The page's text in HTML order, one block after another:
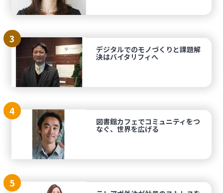
3
デジタルでのモノづくりと課題解
決はバイタリフィへ
4
図書館カフェでコミュニティをつ
なぐ、世界を広げる
5